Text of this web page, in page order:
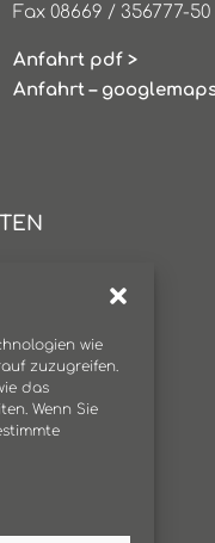
wie
zuzugreifen.
das
Wenn Sie
Fax 08669 / 356777-50
Anfahrt pdf >
Anfahrt –